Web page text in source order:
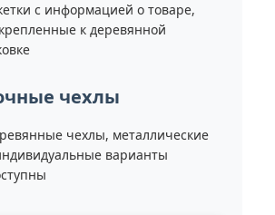
с информацией о товаре,
к деревянной
чехлы
чехлы, металлические
варианты